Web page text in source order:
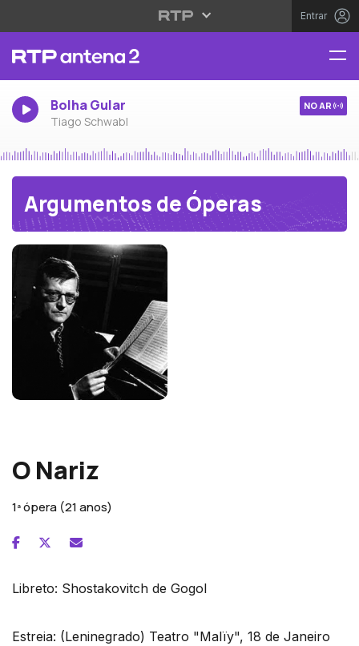
Entrar
Bolha Gular
Tiago Schwabl
NO AR
Argumentos de Óperas
O Nariz
1ª ópera (21 anos)
Libreto: Shostakovitch de Gogol
Estreia: (Leninegrado) Teatro "Malïy", 18 de Janeiro